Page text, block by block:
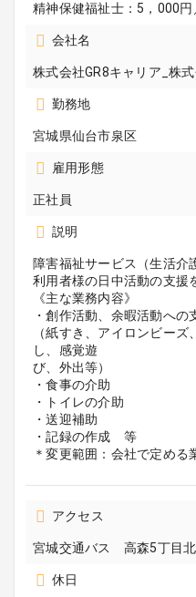
精神保健福祉士：5，000
会社名
株式会社GR8キャリア_株
勤務地
宮城県仙台市泉区
雇用形態
正社員
説明
障害福祉サービス（生活介
利用者様の日中活動の支援
《主な業務内容》
・創作活動、余暇活動への
（紙すき、アイロンビー
し、感覚遊
び、外出等）
・食事の介助
・トイレの介助
・送迎補助
・記録の作成 等
＊変更範囲：会社で定める
アクセス
宮城交通バス 高森5丁目
休日